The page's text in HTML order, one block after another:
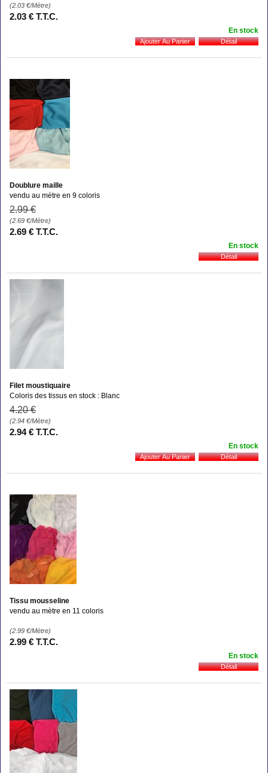
(2.03 €/Mètre)
2.03 € T.T.C.
En stock
Doublure maille
vendu au mètre en 9 coloris
2.99 €
(2.69 €/Mètre)
2.69 € T.T.C.
En stock
Filet moustiquaire
Coloris des tissus en stock : Blanc
4.20 €
(2.94 €/Mètre)
2.94 € T.T.C.
En stock
Tissu mousseline
vendu au mètre en 11 coloris
(2.99 €/Mètre)
2.99 € T.T.C.
En stock